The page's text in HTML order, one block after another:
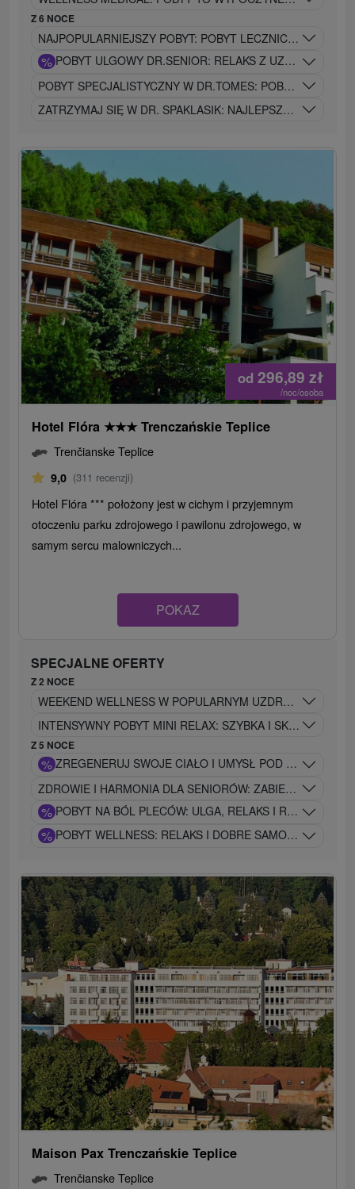
Z 6 NOCE
NAJPOPULARNIEJSZY POBYT: POBYT LECZNICZY
% POBYT ULGOWY DR.SENIOR: RELAKS Z
POBYT SPECJALISTYCZNY W DR.TOMES: POBYT
ZATRZYMAJ SIĘ W DR. SPAKLASIK: NAJLEPSZE Z
od 296,89 zł
/noc/osoba
Hotel Flóra ★★★ Trenczańskie Teplice
Trenčianske Teplice
9,0 (311 recenzji)
Hotel Flóra *** położony jest w cichym i przyjemnym
otoczeniu parku zdrojowego i pawilonu zdrojowego, w
samym sercu malowniczych...
POKAZ
SPECJALNE OFERTY
Z 2 NOCE
WEEKEND WELLNESS W POPULARNYM UZDROWISKU:
INTENSYWNY POBYT MINI RELAX: SZYBKA I SKUTECZNA
Z 5 NOCE
% ZREGENERUJ SWOJE CIAŁO I UMYSŁ POD OKIEM
ZDROWIE I HARMONIA DLA SENIORÓW: ZABIEGI SZYTE
% POBYT NA BÓL PLECÓW: ULGA, RELAKS I
% POBYT WELLNESS: RELAKS I DOBRE SAMOPOCZUCIE
Maison Pax Trenczańskie Teplice
Trenčianske Teplice